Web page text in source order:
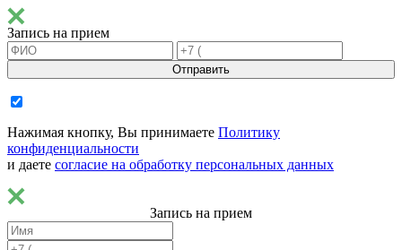
Запись на прием
Отправить
Нажимая кнопку, Вы принимаете Политику
конфиденциальности
и даете согласие на обработку персональных данных
Запись на прием